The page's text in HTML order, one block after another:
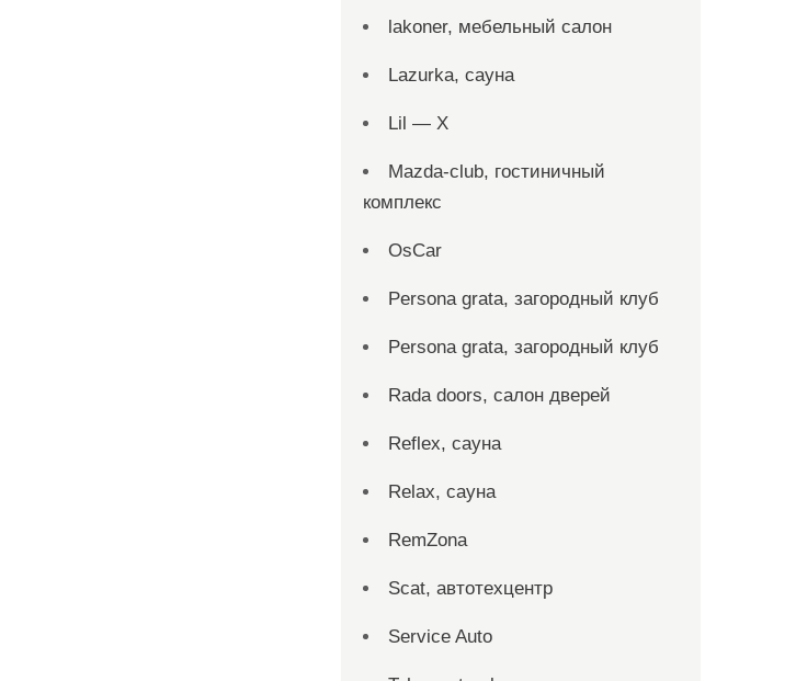
lakoner, мебельный салон
Lazurka, сауна
Lil — X
Mazda-club, гостиничный
комплекс
OsCar
Persona grata, загородный клуб
Persona grata, загородный клуб
Rada doors, салон дверей
Reflex, сауна
Relax, сауна
RemZona
Scat, автотехцентр
Service Auto